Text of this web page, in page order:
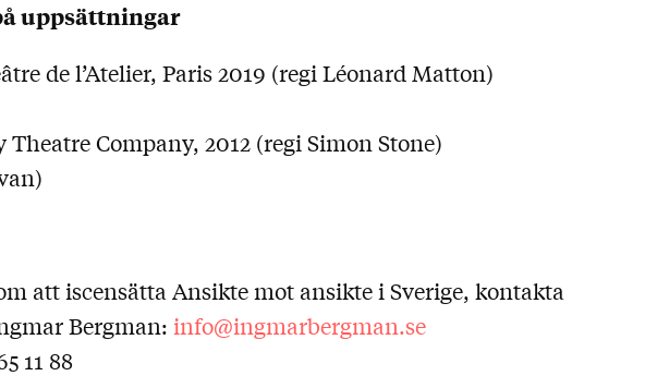
uppsättningar
de l’Atelier, Paris 2019 (regi Léonard Matton)
Theatre Company, 2012 (regi Simon Stone)
att iscensätta Ansikte mot ansikte i Sverige, kontakta
Bergman: info@ingmarbergman.se
11 88